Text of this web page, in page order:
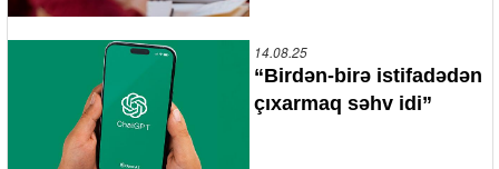
14.08.25
“Birdən-birə istifadədən
çıxarmaq səhv idi”